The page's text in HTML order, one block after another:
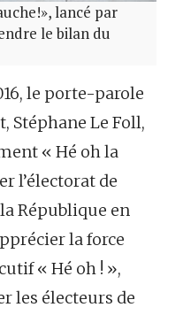
lancé par
le bilan du
le porte-parole
Stéphane Le Foll,
« Hé oh la
l’électorat de
République en
la force
« Hé oh ! »,
les électeurs de